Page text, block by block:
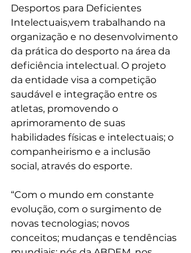
Desportos para Deficientes
Intelectuais,vem trabalhando na
organização e no desenvolvimento
da prática do desporto na área da
deficiência intelectual. O projeto
da entidade visa a competição
saudável e integração entre os
atletas, promovendo o
aprimoramento de suas
habilidades físicas e intelectuais; o
companheirismo e a inclusão
social, através do esporte.
“Com o mundo em constante
evolução, com o surgimento de
novas tecnologias; novos
conceitos; mudanças e tendências